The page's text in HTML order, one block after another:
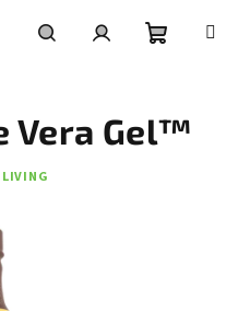
košík
Vera Gel™
LIVING